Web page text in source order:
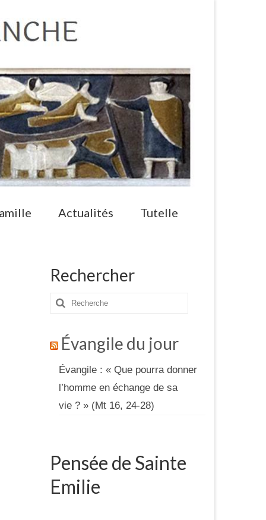
Actualités Tutelle
Rechercher
Rechercher
:
Évangile du jour
Évangile : « Que pourra donner
l’homme en échange de sa
vie ? » (Mt 16, 24-28)
Pensée de Sainte
Emilie